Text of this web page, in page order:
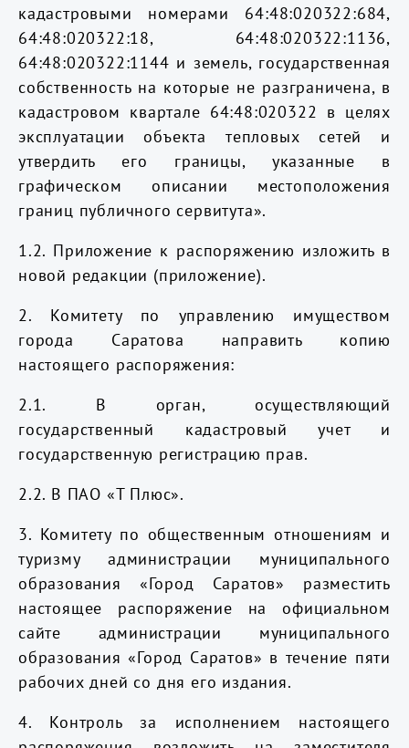
кадастровыми номерами 64:48:020322:684,
64:48:020322:18, 64:48:020322:1136,
64:48:020322:1144 и земель, государственная
собственность на которые не разграничена, в
кадастровом квартале 64:48:020322 в целях
эксплуатации объекта тепловых сетей и
утвердить его границы, указанные в
графическом описании местоположения
границ публичного сервитута».
1.2. Приложение к распоряжению изложить в
новой редакции (приложение).
2. Комитету по управлению имуществом
города Саратова направить копию
настоящего распоряжения:
2.1. В орган, осуществляющий
государственный кадастровый учет и
государственную регистрацию прав.
2.2. В ПАО «Т Плюс».
3. Комитету по общественным отношениям и
туризму администрации муниципального
образования «Город Саратов» разместить
настоящее распоряжение на официальном
сайте администрации муниципального
образования «Город Саратов» в течение пяти
рабочих дней со дня его издания.
4. Контроль за исполнением настоящего